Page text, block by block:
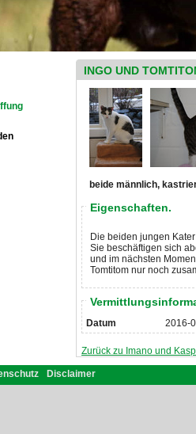
INGO UND
beide männlich,
Eigenschaften.
Die beiden jungen
Sie beschäftigen sich
und im nächsten
Tomtitom nur noch
Datum 2016-
Zurück zu Imano und
Disclaimer